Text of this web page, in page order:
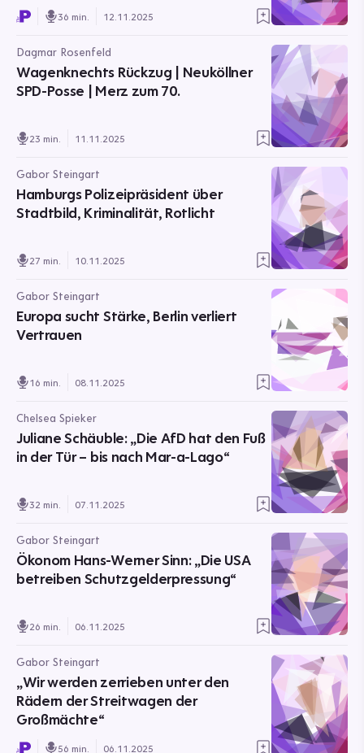
36 min. 12.11.2025
Dagmar Rosenfeld
Wagenknechts Rückzug | Neuköllner
SPD-Posse | Merz zum 70.
23 min. 11.11.2025
Gabor Steingart
Hamburgs Polizeipräsident über
Stadtbild, Kriminalität, Rotlicht
27 min. 10.11.2025
Gabor Steingart
Europa sucht Stärke, Berlin verliert
Vertrauen
16 min. 08.11.2025
Chelsea Spieker
Juliane Schäuble: „Die AfD hat den Fuß
in der Tür – bis nach Mar-a-Lago“
32 min. 07.11.2025
Gabor Steingart
Ökonom Hans-Werner Sinn: „Die USA
betreiben Schutzgelderpressung“
26 min. 06.11.2025
Gabor Steingart
„Wir werden zerrieben unter den
Rädern der Streitwagen der
Großmächte“
56 min. 06.11.2025